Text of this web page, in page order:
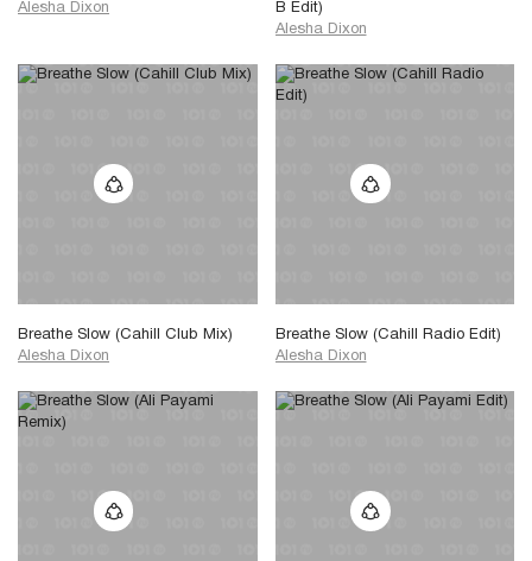
Alesha Dixon
B Edit)
Alesha Dixon
Breathe Slow (Cahill Club Mix)
Alesha Dixon
Breathe Slow (Cahill Radio Edit)
Alesha Dixon